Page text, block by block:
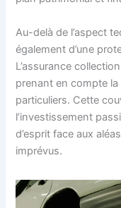
Au-delà de l’aspect
également d’une
L’assurance
prenant en compte
particuliers. Cette
l’investissement
d’esprit face aux
imprévus.